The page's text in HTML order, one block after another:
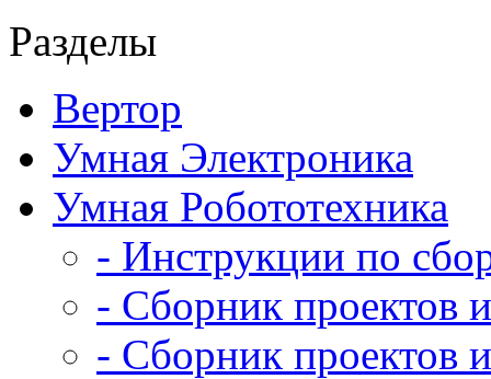
Разделы
Вертор
Умная Электроника
Умная Робототехника
- Инструкции по
- Сборник проектов
- Сборник проектов